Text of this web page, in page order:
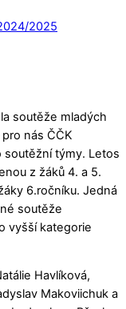
2025
soutěže mladých
nás ČČK
týmy. Letos
z žáků 4. a 5.
6.ročníku. Jedná
soutěže
vyšší kategorie
Havlíková,
Makoviichuk a